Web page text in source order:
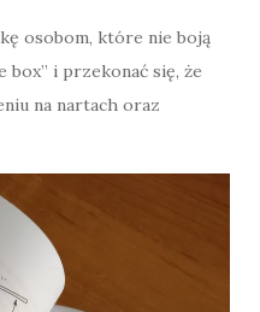
osobom, które nie boją
box” i przekonać się, że
na nartach oraz